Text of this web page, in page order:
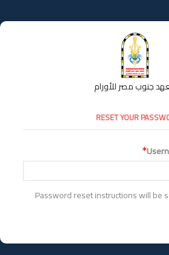
جنوب مصر للأورام
RESET YOUR
Password reset instructions will be